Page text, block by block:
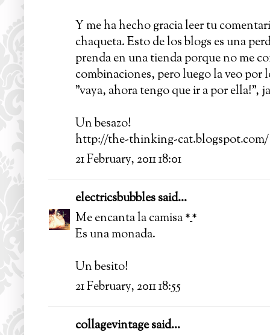
Y me ha hecho gracia leer tu
chaqueta. Esto de los blogs es una
prenda en una tienda porque no me
combinaciones, pero luego la veo por
"vaya, ahora tengo que ir a por ella!",
Un besazo!
http://the-thinking-cat.blogspot.com/
21 February, 2011 18:01
electricsbubblessaid...
Me encanta la camisa *_*
Es una monada.
Un besito!
21 February, 2011 18:55
collagevintagesaid...